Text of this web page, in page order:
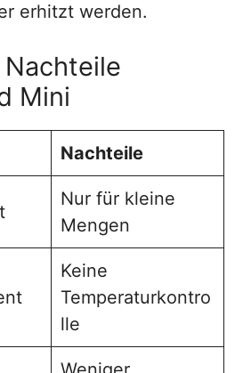
erhitzt werden.
Mini
Nachteile
Nur für kleine
Mengen
Keine
Temperaturkontro
lle